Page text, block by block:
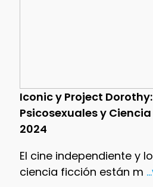
Iconic y Project
Psicosexuales y
2024
El cine independiente y
ciencia ficción están m